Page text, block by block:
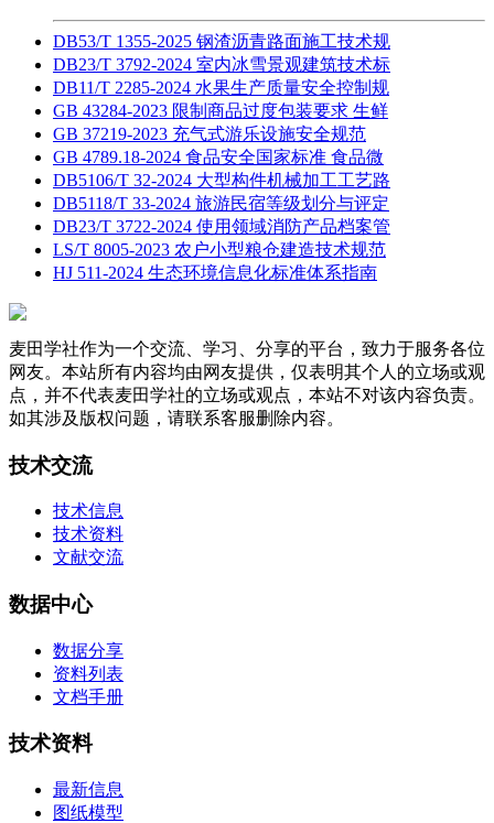
DB53/T 1355-2025 钢渣沥青路面施工技术规
DB23/T 3792-2024 室内冰雪景观建筑技术标
DB11/T 2285-2024 水果生产质量安全控制规
GB 43284-2023 限制商品过度包装要求 生鲜
GB 37219-2023 充气式游乐设施安全规范
GB 4789.18-2024 食品安全国家标准 食品微
DB5106/T 32-2024 大型构件机械加工工艺路
DB5118/T 33-2024 旅游民宿等级划分与评定
DB23/T 3722-2024 使用领域消防产品档案管
LS/T 8005-2023 农户小型粮仓建造技术规范
HJ 511-2024 生态环境信息化标准体系指南
麦田学社作为一个交流、学习、分享的平台，致力于服务各位
网友。本站所有内容均由网友提供，仅表明其个人的立场或观
点，并不代表麦田学社的立场或观点，本站不对该内容负责。
如其涉及版权问题，请联系客服删除内容。
技术交流
技术信息
技术资料
文献交流
数据中心
数据分享
资料列表
文档手册
技术资料
最新信息
图纸模型